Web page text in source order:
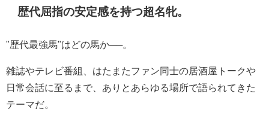
歴代屈指の安定感を持つ超名牝。
"歴代最強馬"はどの馬か──。
雑誌やテレビ番組、はたまたファン同士の居酒屋トークや
日常会話に至るまで、ありとあらゆる場所で語られてきた
テーマだ。